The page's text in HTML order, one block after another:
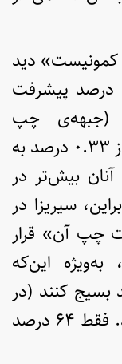
کمونیست» دید
با ژوئن ۲۰۱۲ یک درصد پیشرفت
(جبهه‌ی چپ
ضدکاپیتالیستی یونان) که آرائش از ۰.۳۳ درصد به
آنان بیش‌تر در
سیریزا در
چپ آن» قرار
این‌که
بسیج کنند (در
کل حضور در انتخابات ضعیف بود. فقط ۶۴ درصد